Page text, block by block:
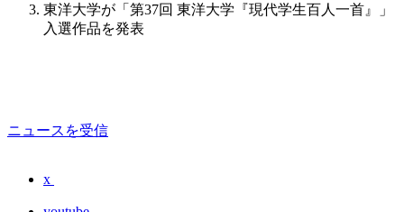
東洋大学が「第37回 東洋大学『現代学生百人一首』」
入選作品を発表
ニュースを受信
x